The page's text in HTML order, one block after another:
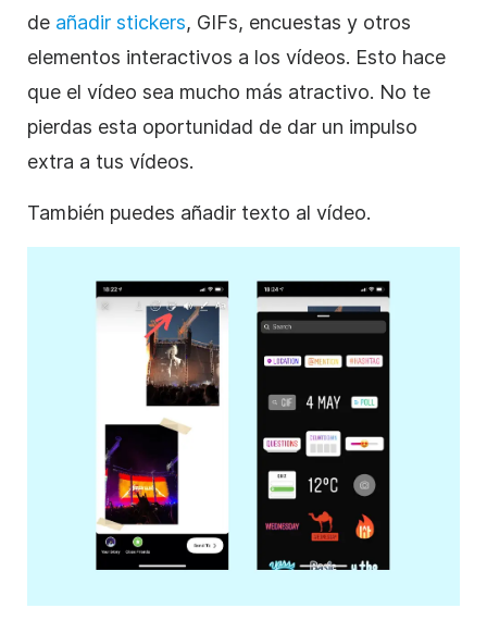
de añadir stickers, GIFs, encuestas y otros
elementos interactivos a los vídeos. Esto hace
que el vídeo sea mucho más atractivo. No te
pierdas esta oportunidad de dar un impulso
extra a tus vídeos.
También puedes añadir texto al vídeo.